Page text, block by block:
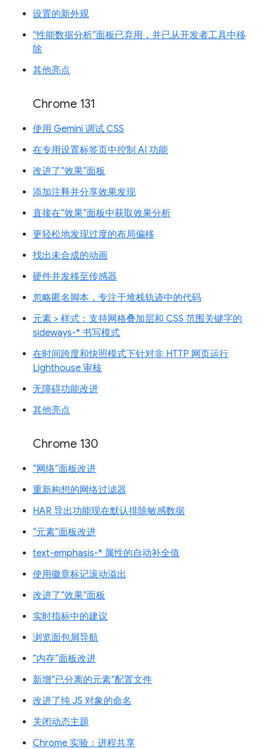
设置的新外观
“性能数据分析”面板已弃用，并已从开发者工具中移
除
其他亮点
Chrome 131
使用 Gemini 调试 CSS
在专用设置标签页中控制 AI 功能
改进了“效果”面板
添加注释并分享效果发现
直接在“效果”面板中获取效果分析
更轻松地发现过度的布局偏移
找出未合成的动画
硬件并发移至传感器
忽略匿名脚本，专注于堆栈轨迹中的代码
元素 > 样式：支持网格叠加层和 CSS 范围关键字的
sideways-* 书写模式
在时间跨度和快照模式下针对非 HTTP 网页运行
Lighthouse 审核
无障碍功能改进
其他亮点
Chrome 130
“网络”面板改进
重新构想的网络过滤器
HAR 导出功能现在默认排除敏感数据
“元素”面板改进
text-emphasis-* 属性的自动补全值
使用徽章标记滚动溢出
改进了“效果”面板
实时指标中的建议
浏览面包屑导航
“内存”面板改进
新增“已分离的元素”配置文件
改进了纯 JS 对象的命名
关闭动态主题
Chrome 实验：进程共享